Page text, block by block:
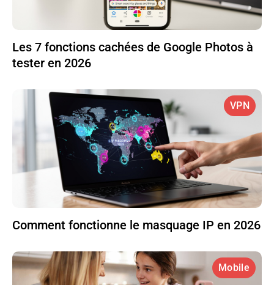
Les 7 fonctions cachées de Google Photos à
tester en 2026
VPN
Comment fonctionne le masquage IP en 2026
Mobile